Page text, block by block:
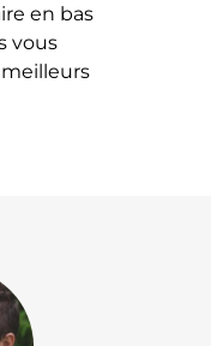
en bas
vous